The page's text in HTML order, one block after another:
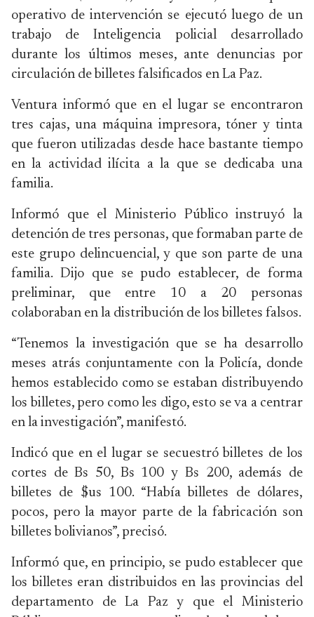
operativo de intervención se ejecutó luego de un
trabajo de Inteligencia policial desarrollado
durante los últimos meses, ante denuncias por
circulación de billetes falsificados en La Paz.
Ventura informó que en el lugar se encontraron
tres cajas, una máquina impresora, tóner y tinta
que fueron utilizadas desde hace bastante tiempo
en la actividad ilícita a la que se dedicaba una
familia.
Informó que el Ministerio Público instruyó la
detención de tres personas, que formaban parte de
este grupo delincuencial, y que son parte de una
familia. Dijo que se pudo establecer, de forma
preliminar, que entre 10 a 20 personas
colaboraban en la distribución de los billetes falsos.
“Tenemos la investigación que se ha desarrollo
meses atrás conjuntamente con la Policía, donde
hemos establecido como se estaban distribuyendo
los billetes, pero como les digo, esto se va a centrar
en la investigación”, manifestó.
Indicó que en el lugar se secuestró billetes de los
cortes de Bs 50, Bs 100 y Bs 200, además de
billetes de $us 100. “Había billetes de dólares,
pocos, pero la mayor parte de la fabricación son
billetes bolivianos”, precisó.
Informó que, en principio, se pudo establecer que
los billetes eran distribuidos en las provincias del
departamento de La Paz y que el Ministerio